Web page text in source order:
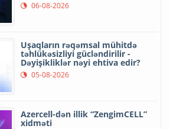
06-08-2026
Uşaqların rəqəmsal mühitdə
təhlükəsizliyi gücləndirilir -
Dəyişikliklər nəyi ehtiva edir?
05-08-2026
Azercell-dən illik “ZengimCELL”
xidməti